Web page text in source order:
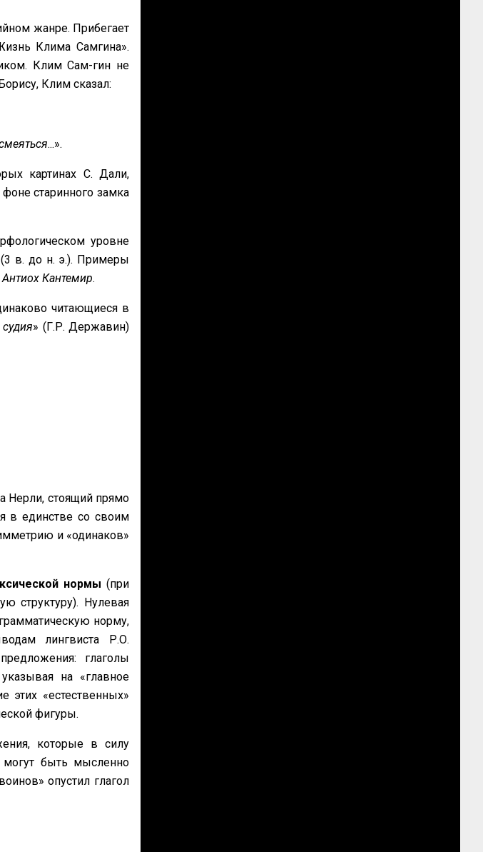
жанре. Прибегает
Клима Самгина».
Клим Сам-гин не
Клим сказал:
...».
картинах С. Дали,
старинного замка
уровне
в. до н. э.). Примеры
Кантемир.
читающиеся в
» (Г.Р. Державин)
Нерли, стоящий прямо
в единстве со своим
и «одинаков»
нормы (при
структуру). Нулевая
норму,
лингвиста Р.О.
глаголы
на «главное
«естественных»
фигуры.
которые в силу
быть мысленно
опустил глагол